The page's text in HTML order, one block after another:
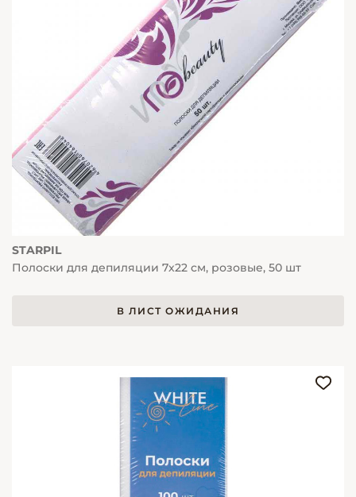
STARPIL
Полоски для депиляции 7х22 см, розовые, 50 шт
В ЛИСТ ОЖИДАНИЯ